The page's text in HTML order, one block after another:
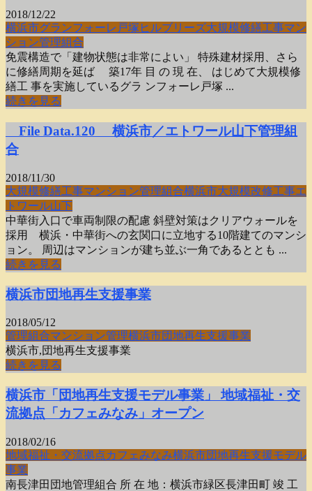
2018/12/22
横浜市グランフォーレ戸塚ヒルブリーズ大規模修繕工事マン
ション管理組合
免震構造で「建物状態は非常によい」 特殊建材採用、さら
に修繕周期を延ば 築17年 目 の 現 在、 はじめて大規模修
繕工 事を実施しているグラ ンフォーレ戸塚 ...
続きを見る
File Data.120 横浜市／エトワール山下管理組
合
2018/11/30
大規模修繕工事マンション管理組合横浜市大規模改修工事エ
トワール山下
中華街入口で車両制限の配慮 斜壁対策はクリアウォールを
採用 横浜・中華街への玄関口に立地する10階建てのマンシ
ョン。 周辺はマンションが建ち並ぶ一角であるととも ...
続きを見る
横浜市団地再生支援事業
2018/05/12
管理組合マンション管理横浜市団地再生支援事業
横浜市,団地再生支援事業
続きを見る
横浜市「団地再生支援モデル事業」 地域福祉・交
流拠点「カフェみなみ」オープン
2018/02/16
地域福祉・交流拠点カフェみなみ横浜市団地再生支援モデル
事業
南長津田団地管理組合 所 在 地：横浜市緑区長津田町 竣 工